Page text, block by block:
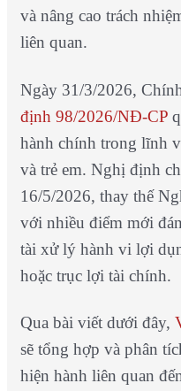
và nâng cao trách
liên quan.
Ngày 31/3/2026,
định 98/2026/NĐ-CP
hành chính trong lĩnh
và trẻ em. Nghị định
16/5/2026, thay thế
với nhiều điểm mới
tài xử lý hành vi lợi
hoặc trục lợi tài chính.
Qua bài viết dưới đây,
sẽ tổng hợp và phân
hiện hành liên quan